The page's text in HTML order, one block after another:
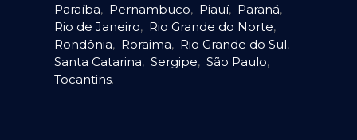
Paraíba, Pernambuco, Piauí, Paraná,
Rio de Janeiro, Rio Grande do Norte,
Rondônia, Roraima, Rio Grande do Sul,
Santa Catarina, Sergipe, São Paulo,
Tocantins.